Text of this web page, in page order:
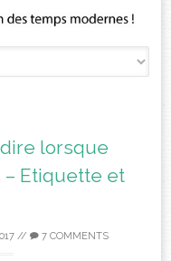
lorsque
Etiquette et
// 7 COMMENTS